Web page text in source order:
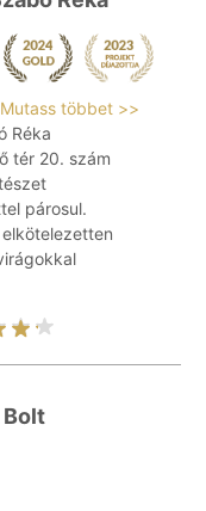
Mutass többet >>
Réka
tér 20. szám
párosul.
Bolt